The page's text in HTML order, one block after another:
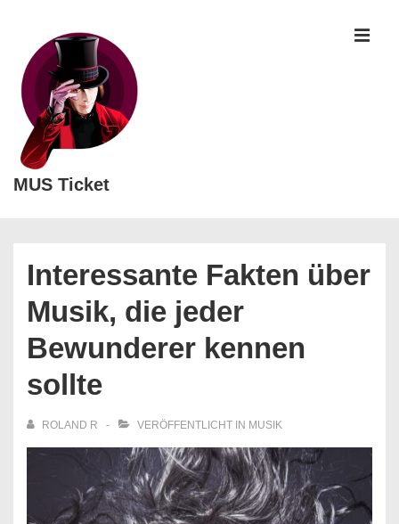
Inhalt
MUS Ticket
Interessante Fakten über
Musik, die jeder
Bewunderer kennen
sollte
ROLAND R VERÖFFENTLICHT IN MUSIK